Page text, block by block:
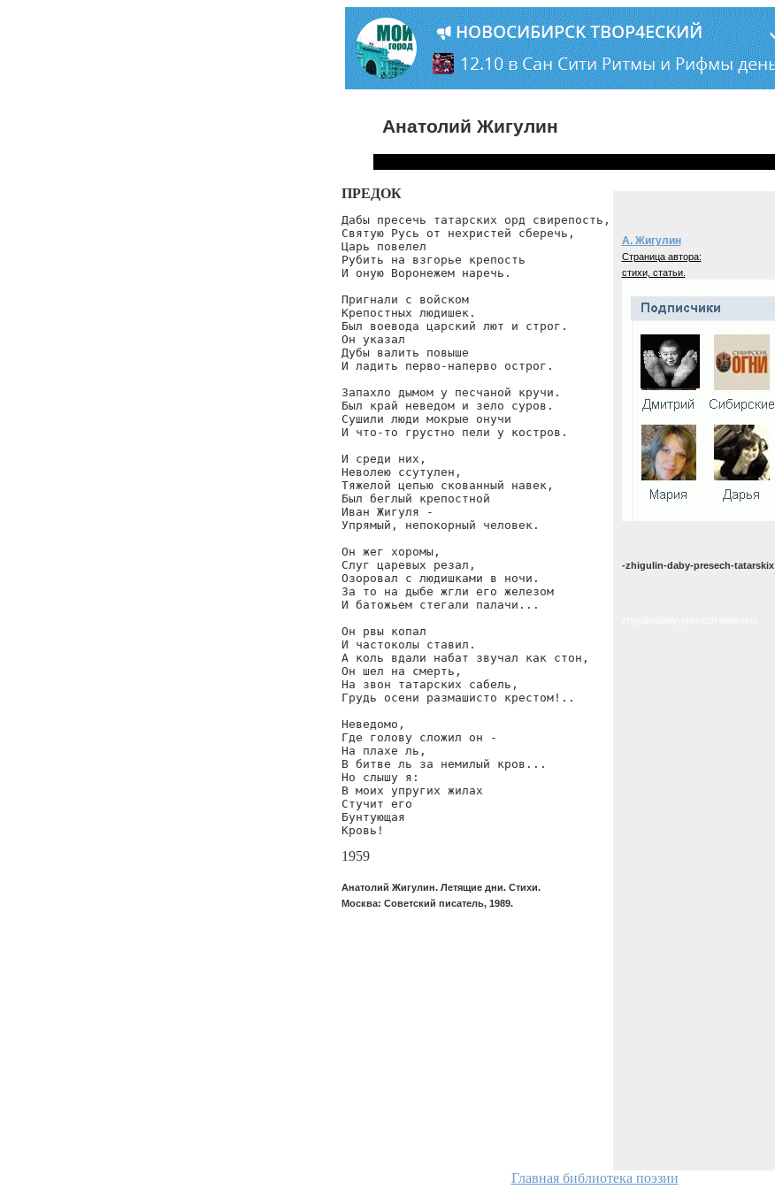
Анатолий Жигулин
ПРЕДОК
Дабы пресечь татарских орд свирепость,
Святую Русь от нехристей сберечь,
Царь повелел
Рубить на взгорье крепость
И оную Воронежем наречь.
Пригнали с войском
Крепостных людишек.
Был воевода царский лют и строг.
Он указал
Дубы валить повыше
И ладить перво-наперво острог.
Запахло дымом у песчаной кручи.
Был край неведом и зело суров.
Сушили люди мокрые онучи
И что-то грустно пели у костров.
И среди них,
Неволею ссутулен,
Тяжелой цепью скованный навек,
Был беглый крепостной
Иван Жигуля -
Упрямый, непокорный человек.
Он жег хоромы,
Слуг царевых резал,
Озоровал с людишками в ночи.
За то на дыбе жгли его железом
И батожьем стегали палачи...
Он рвы копал
И частоколы ставил.
А коль вдали набат звучал как стон,
Он шел на смерть,
На звон татарских сабель,
Грудь осени размашисто крестом!..
Неведомо,
Где голову сложил он -
На плахе ль,
В битве ль за немилый кров...
Но слышу я:
В моих упругих жилах
Стучит его
Бунтующая
Кровь!
1959
Анатолий Жигулин. Летящие дни. Стихи.
Москва: Советский писатель, 1989.
А. Жигулин
Страница автора:
стихи, статьи.
-zhigulin-daby-presech-tatarskix
Главная библиотека поэзии